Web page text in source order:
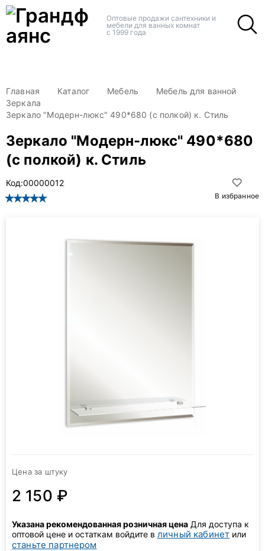
Оптовые продажи сантехники и
мебели для ванных комнат
с 1999 года
Главная Каталог Мебель
Мебель для ванной
Зеркала
Зеркало "Модерн-люкс" 490*680 (с полкой) к. Стиль
Зеркало "Модерн-люкс" 490*680
(с полкой) к. Стиль
В избранное
Код:00000012
Цена за штуку
2 150 ₽
Указана рекомендованная розничная цена Для доступа к
оптовой цене и остаткам войдите в личный кабинет или
станьте партнером